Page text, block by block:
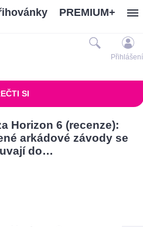
PREMIUM+
Přihlášení
SI